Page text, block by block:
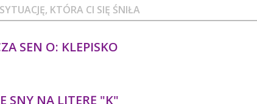
SEN O: KLEPISKO
SNY NA LITERĘ "K"